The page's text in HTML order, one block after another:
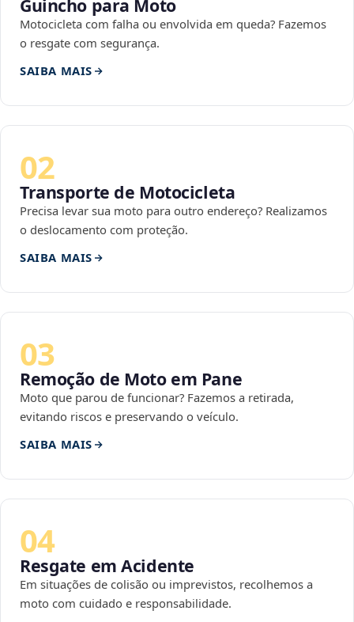
Guincho para Moto
Motocicleta com falha ou envolvida em queda? Fazemos
o resgate com segurança.
SAIBA MAIS
02
Transporte de Motocicleta
Precisa levar sua moto para outro endereço? Realizamos
o deslocamento com proteção.
SAIBA MAIS
03
Remoção de Moto em Pane
Moto que parou de funcionar? Fazemos a retirada,
evitando riscos e preservando o veículo.
SAIBA MAIS
04
Resgate em Acidente
Em situações de colisão ou imprevistos, recolhemos a
moto com cuidado e responsabilidade.